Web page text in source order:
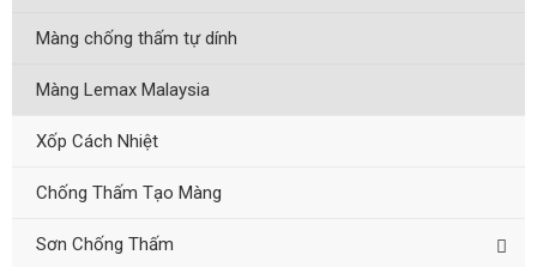
Màng chống thấm tự dính
Màng Lemax Malaysia
Xốp Cách Nhiệt
Chống Thấm Tạo Màng
Sơn Chống Thấm